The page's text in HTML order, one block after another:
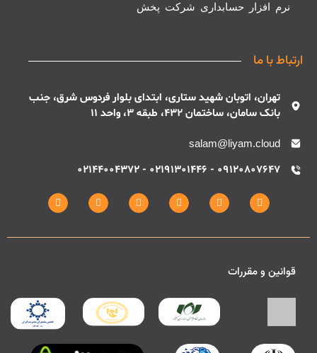
نرم افزار حسابداری شرکت پخش
ارتباط با ما
تهران، اتوبان شهید ستاری، ابتدای بلوار فردوس شرق، جنب
بانک سامان، ساختمان 432، طبقه 3، واحد 11
salam@liyam.cloud
09120807647 - 02191301446 - 02144004372
قوانین و مقررات